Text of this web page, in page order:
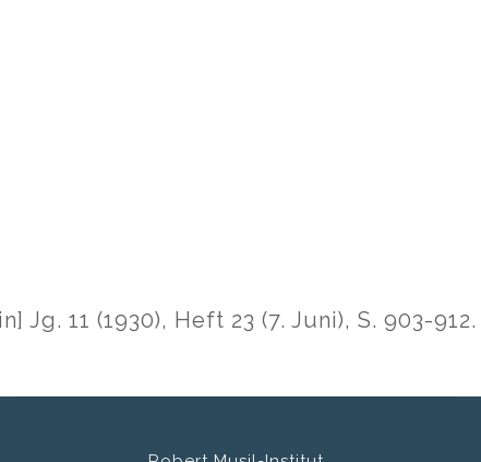
Jg. 11 (1930), Heft 23 (7. Juni), S. 903-912.